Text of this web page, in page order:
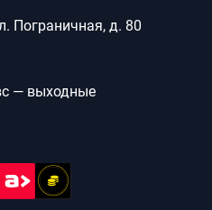
Пограничная, д. 80
— выходные